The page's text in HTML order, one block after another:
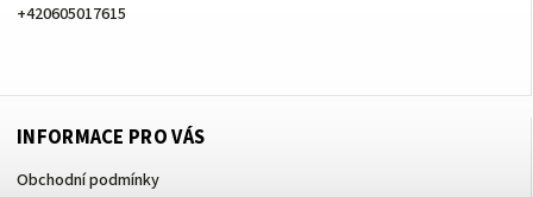
+420605017615
INFORMACE PRO VÁS
Obchodní podmínky